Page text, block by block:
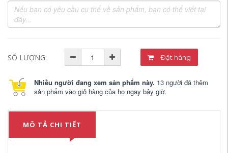
SỐ LƯỢNG: Đặt hàng
Nhiều người đang xem sản phẩm này. 13 người đã thêm
sản phẩm vào giỏ hàng của họ ngay bây giờ.
MÔ TẢ CHI TIẾT